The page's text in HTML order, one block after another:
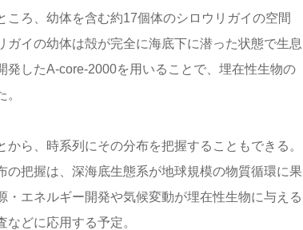
ろ、幼体を含む約17個体のシロウリガイの空間
イの幼体は殻が完全に海底下に潜った状態で生息
したA-core-2000を用いることで、埋在性生物の
ら、時系列にその分布を把握することもできる。
把握は、深海底生態系が地球規模の物質循環に果
エネルギー開発や気候変動が埋在性生物に与える
どに応用する予定。